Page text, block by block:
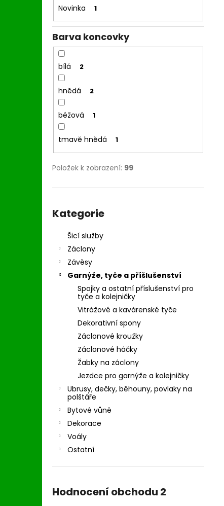
Novinka 1
Barva koncovky
bílá 2
hnědá 2
béžová 1
tmavě hnědá 1
Položek k zobrazení: 99
kategorie
Kategorie
Šicí služby
Záclony
Závěsy
Garnýže, tyče a příšlušenství
Spojky a ostatní příslušenství pro
tyče a kolejničky
Vitrážové a kavárenské tyče
Dekorativní spony
Záclonové kroužky
Záclonové háčky
Žabky na záclony
Jezdce pro garnýže a kolejničky
Ubrusy, dečky, běhouny, povlaky na
polštáře
Bytové vůně
Dekorace
Voály
Ostatní
Hodnocení obchodu 2